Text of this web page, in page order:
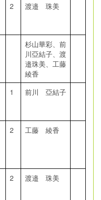
2 渡邉 珠美
杉山華彩、前
川亞結子、渡
邉珠美、工藤
綾香
1 前川 亞結子
2 工藤 綾香
2 渡邉 珠美